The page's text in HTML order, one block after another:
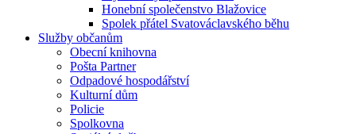
Honební společenstvo Blažovice
Spolek přátel Svatováclavského běhu
Služby občanům
Obecní knihovna
Pošta Partner
Odpadové hospodářství
Kulturní dům
Policie
Spolkovna